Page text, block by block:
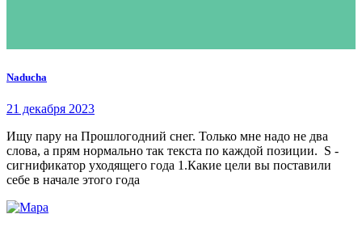
Naducha
21 декабря 2023
Ищу пару на Прошлогодний снег. Только мне надо не два
слова, а прям нормально так текста по каждой позиции. S -
сигнификатор уходящего года 1.Какие цели вы поставили
себе в начале этого года